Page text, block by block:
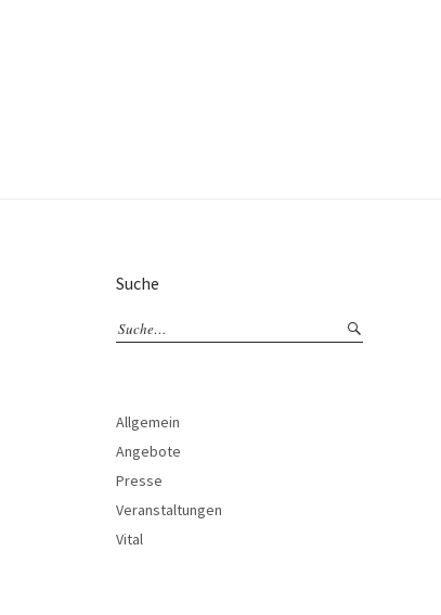
Suche
Allgemein
Angebote
Presse
Veranstaltungen
Vital